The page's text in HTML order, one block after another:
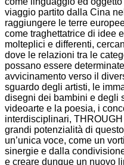
viaggio partito dalla Cina
raggiungere le terre
come traghettatrice di idee
molteplici e differenti,
dove le relazioni tra le
possano essere
avvicinamento verso il
sguardo degli artisti, le
disegni dei bambini e degli
videoarte e la poesia, i
interdisciplinari,
grandi potenzialità di
un’unica voce, come un
sinergie e dalla
e creare dunque un nuovo